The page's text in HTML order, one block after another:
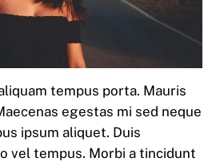
tempus porta. Mauris
egestas mi sed neque
ipsum aliquet. Duis
vel tempus. Morbi a tincidunt